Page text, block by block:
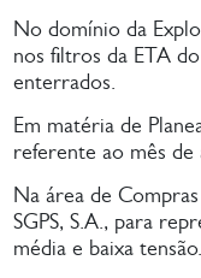
No domínio da
nos filtros da ETA
enterrados.
Em matéria de
referente ao mês de
Na área de
SGPS, S.A., para
média e baixa tensão.